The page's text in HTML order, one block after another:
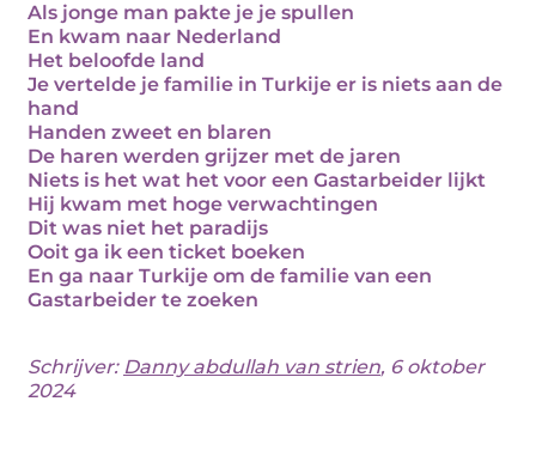
Als jonge man pakte je je spullen
En kwam naar Nederland
Het beloofde land
Je vertelde je familie in Turkije er is niets aan de
hand
Handen zweet en blaren
De haren werden grijzer met de jaren
Niets is het wat het voor een Gastarbeider lijkt
Hij kwam met hoge verwachtingen
Dit was niet het paradijs
Ooit ga ik een ticket boeken
En ga naar Turkije om de familie van een
Gastarbeider te zoeken
Schrijver: Danny abdullah van strien, 6 oktober
2024